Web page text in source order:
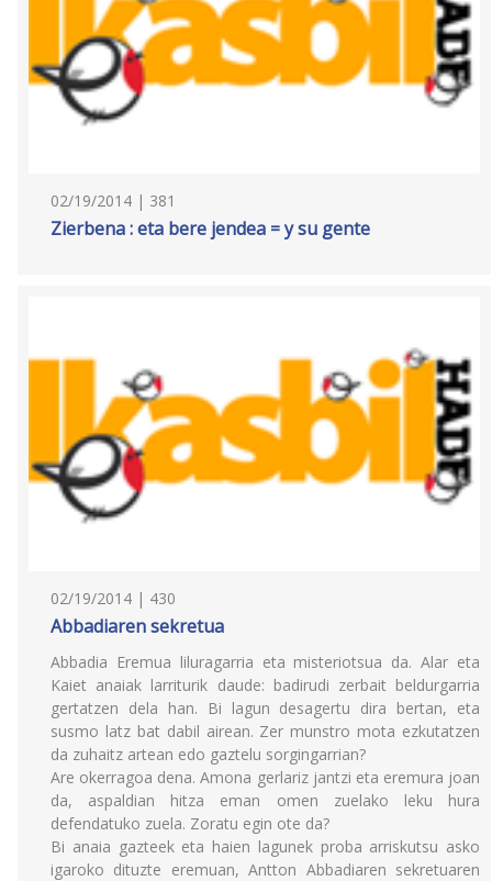
02/19/2014 | 381
Zierbena : eta bere jendea = y su gente
02/19/2014 | 430
Abbadiaren sekretua
Abbadia Eremua liluragarria eta misteriotsua da. Alar eta
Kaiet anaiak larriturik daude: badirudi zerbait beldurgarria
gertatzen dela han. Bi lagun desagertu dira bertan, eta
susmo latz bat dabil airean. Zer munstro mota ezkutatzen
da zuhaitz artean edo gaztelu sorgingarrian?
Are okerragoa dena. Amona gerlariz jantzi eta eremura joan
da, aspaldian hitza eman omen zuelako leku hura
defendatuko zuela. Zoratu egin ote da?
Bi anaia gazteek eta haien lagunek proba arriskutsu asko
igaroko dituzte eremuan, Antton Abbadiaren sekretuaren